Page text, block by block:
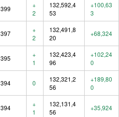
399
+
2
132,592,4
53
+100,63
3
397
+
2
132,491,8
20
+68,324
395
+
1
132,423,4
96
+102,24
0
394 0
132,321,2
56
+189,80
0
394
+
1
132,131,4
56
+35,924